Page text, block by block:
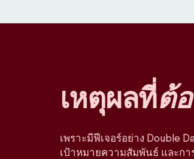
เหตุผลที่ต้
เพราะมีฟีเจอร์อย่าง Double
เป้าหมายความสัมพันธ์ และก